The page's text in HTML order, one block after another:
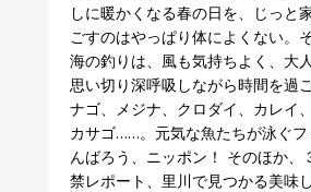
しに暖かくなる春の日を、じっと
ごすのはやっぱり体によくない。
海の釣りは、風も気持ちよく、大
思い切り深呼吸しながら時間を過
ナゴ、メジナ、クロダイ、カレイ
カサゴ……。元気な魚たちが泳ぐ
んばろう、ニッポン！ そのほか、
禁レポート、里川で見つかる美味